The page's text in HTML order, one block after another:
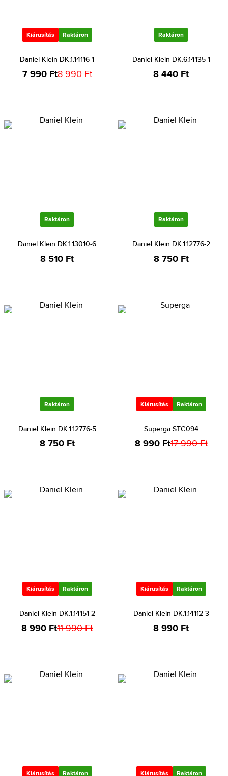
Kiárusítás Raktáron
Daniel Klein DK.1.14116-1
7 990 Ft8 990 Ft
Raktáron
Daniel Klein DK.6.14135-1
8 440 Ft
Raktáron
Daniel Klein DK.1.13010-6
8 510 Ft
Raktáron
Daniel Klein DK.1.12776-2
8 750 Ft
Raktáron
Daniel Klein DK.1.12776-5
8 750 Ft
Kiárusítás Raktáron
Superga STC094
8 990 Ft17 990 Ft
Kiárusítás Raktáron
Daniel Klein DK.1.14151-2
8 990 Ft11 990 Ft
Kiárusítás Raktáron
Daniel Klein DK.1.14112-3
8 990 Ft
Kiárusítás Raktáron Kiárusítás Raktáron